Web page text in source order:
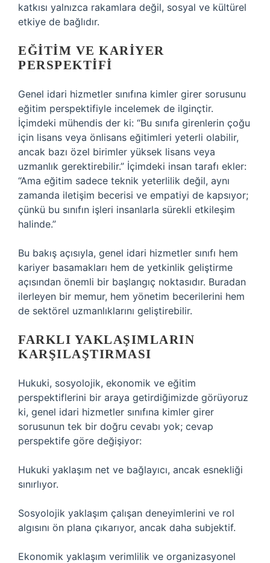
katkısı yalnızca rakamlara değil, sosyal ve kültürel
etkiye de bağlıdır.
EĞITIM VE KARIYER
PERSPEKTIFI
Genel idari hizmetler sınıfına kimler girer sorusunu
eğitim perspektifiyle incelemek de ilginçtir.
İçimdeki mühendis der ki: “Bu sınıfa girenlerin çoğu
için lisans veya önlisans eğitimleri yeterli olabilir,
ancak bazı özel birimler yüksek lisans veya
uzmanlık gerektirebilir.” İçimdeki insan tarafı ekler:
“Ama eğitim sadece teknik yeterlilik değil, aynı
zamanda iletişim becerisi ve empatiyi de kapsıyor;
çünkü bu sınıfın işleri insanlarla sürekli etkileşim
halinde.”
Bu bakış açısıyla, genel idari hizmetler sınıfı hem
kariyer basamakları hem de yetkinlik geliştirme
açısından önemli bir başlangıç noktasıdır. Buradan
ilerleyen bir memur, hem yönetim becerilerini hem
de sektörel uzmanlıklarını geliştirebilir.
FARKLI YAKLAŞIMLARIN
KARŞILAŞTIRMASI
Hukuki, sosyolojik, ekonomik ve eğitim
perspektiflerini bir araya getirdiğimizde görüyoruz
ki, genel idari hizmetler sınıfına kimler girer
sorusunun tek bir doğru cevabı yok; cevap
perspektife göre değişiyor:
Hukuki yaklaşım net ve bağlayıcı, ancak esnekliği
sınırlıyor.
Sosyolojik yaklaşım çalışan deneyimlerini ve rol
algısını ön plana çıkarıyor, ancak daha subjektif.
Ekonomik yaklaşım verimlilik ve organizasyonel